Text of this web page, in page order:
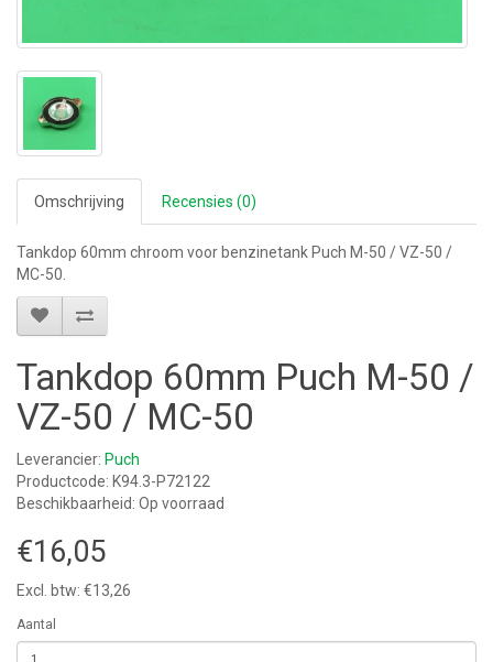
Omschrijving Recensies (0)
Tankdop 60mm chroom voor benzinetank Puch M-50 / VZ-50 /
MC-50.
Tankdop 60mm Puch M-50 /
VZ-50 / MC-50
Leverancier: Puch
Productcode: K94.3-P72122
Beschikbaarheid: Op voorraad
€16,05
Excl. btw: €13,26
Aantal